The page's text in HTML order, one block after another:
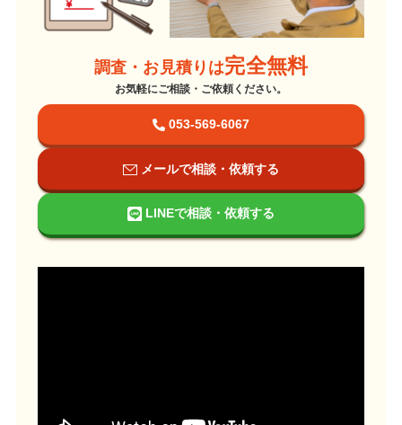
調査・お見積りは完全無料
お気軽にご相談・ご依頼ください。
053-569-6067
メールで相談・依頼する
LINEで相談・依頼する